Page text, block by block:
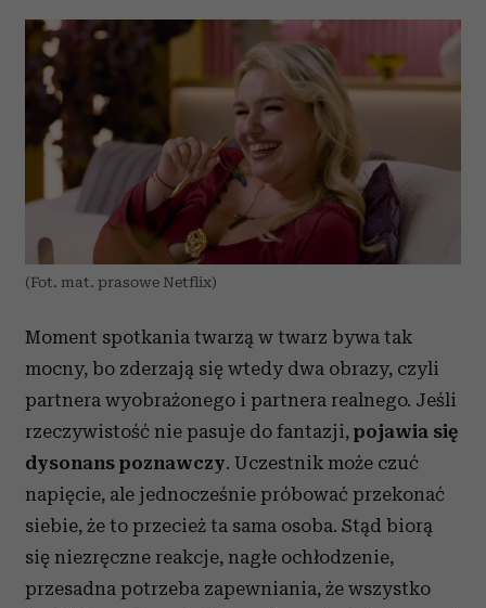
(Fot. mat. prasowe Netflix)
Moment spotkania twarzą w twarz bywa tak
mocny, bo zderzają się wtedy dwa obrazy, czyli
partnera wyobrażonego i partnera realnego. Jeśli
rzeczywistość nie pasuje do fantazji, pojawia się
dysonans poznawczy. Uczestnik może czuć
napięcie, ale jednocześnie próbować przekonać
siebie, że to przecież ta sama osoba. Stąd biorą
się niezręczne reakcje, nagłe ochłodzenie,
przesadna potrzeba zapewniania, że wszystko